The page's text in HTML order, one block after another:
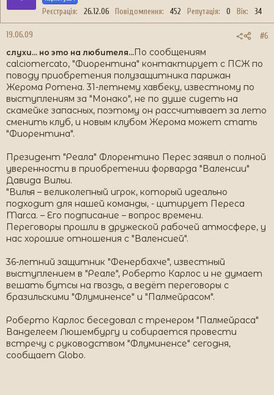
Реєстрація 26.12.06 Повідомлення 452 Репутація 0 Вік 34
19.06.09
#6
cлухи... но это на любителя...По сообщениям
calciomercatо, "Фиорентина" контактирует с ПСЖ по
поводу приобретения полузащитника парижан
Жерома Ротена. 31-летнему хавбеку, известному по
выступлениям за "Монако", не по душе сидеть на
скамейке запасных, поэтому он рассчитывает за лето
сменить клуб, и новым клубом Жерома может стать
"Фиорентина".
Президент "Реала" Флорентино Перес заявил о полной
уверенности в приобретении форварда "Валенсии"
Давида Вильи.
"Вилья – великолепный игрок, который идеально
подходит для нашей команды, - цитирует Переса
Marca. – Его подписание – вопрос времени.
Переговоры прошли в дружеской рабочей атмосфере, у
нас хорошие отношения с "Валенсией".
36-летний защитник "Фенербахче", известный
выступлением в "Реале", Роберто Карлос и не думает
вешать бутсы на гвоздь, а ведёт переговоры с
бразильскими "Флуминенсе" и "Палмейрасом".
Роберто Карлос беседовал с тренером "Палмейраса"
Ванделеем Люшембургу и собирается провести
встречу с руководством "Флуминенсе" сегодня,
сообщает Globo.